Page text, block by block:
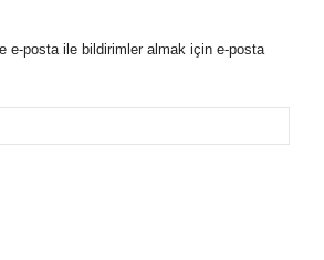
e-posta ile bildirimler almak için e-posta